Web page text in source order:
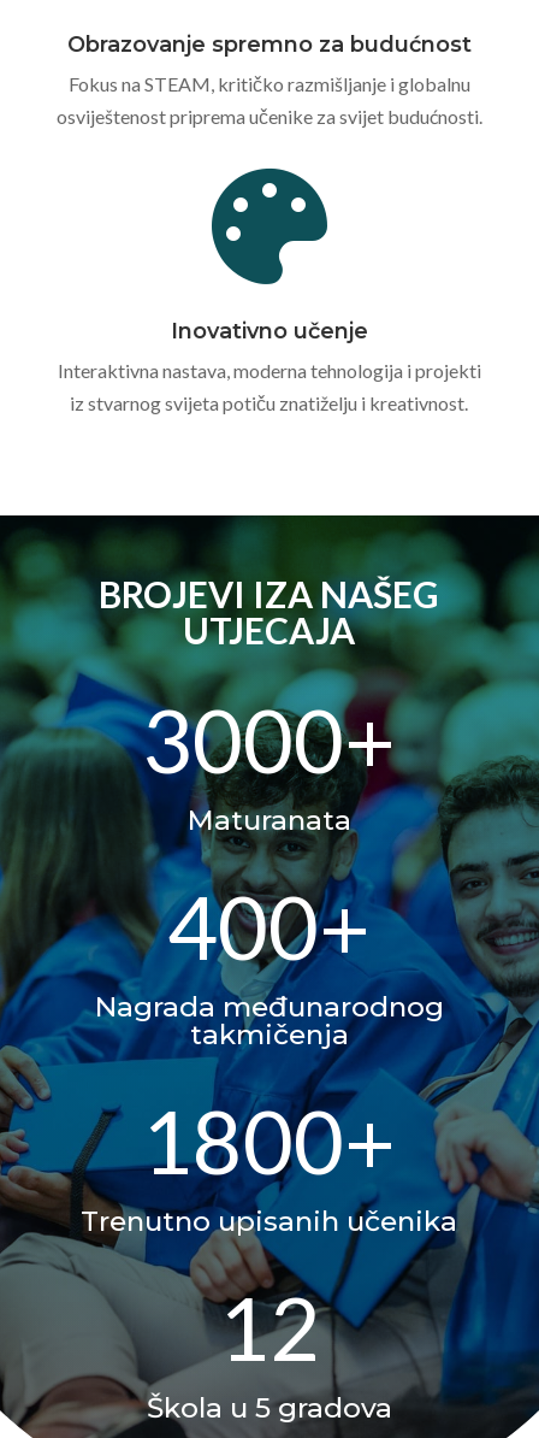
Obrazovanje spremno za budućnost
Fokus na STEAM, kritičko razmišljanje i globalnu
osviještenost priprema učenike za svijet budućnosti.

Inovativno učenje
Interaktivna nastava, moderna tehnologija i projekti
iz stvarnog svijeta potiču znatiželju i kreativnost.
BROJEVI IZA NAŠEG
UTJECAJA
3000+
Maturanata
400+
Nagrada međunarodnog
takmičenja
1800+
Trenutno upisanih učenika
12
Škola u 5 gradova